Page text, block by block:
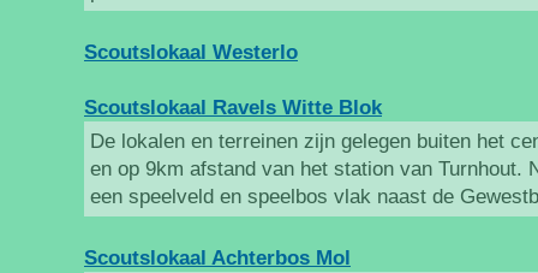
Scoutslokaal Westerlo
Scoutslokaal Ravels Witte Blok
De lokalen en terreinen zijn gelegen buiten het
en op 9km afstand van het station van Turnhout.
een speelveld en speelbos vlak naast de
Scoutslokaal Achterbos Mol